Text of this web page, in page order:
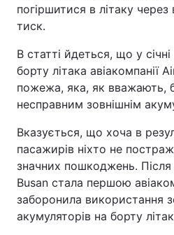
погіршитися в літаку
тиск.
В статті йдеться, що у
борту літака авіакомпанії
пожежа, яка, як вважають,
несправним зовнішнім
Вказується, що хоча в
пасажирів ніхто не
значних пошкоджень. Після
Busan стала першою
заборонила використання
акумуляторів на борту